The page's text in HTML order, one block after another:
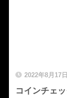
2022年8月17日
コインチェ